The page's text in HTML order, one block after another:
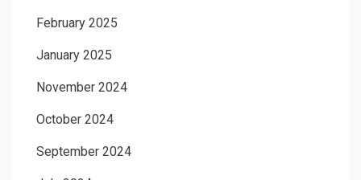
February 2025
January 2025
November 2024
October 2024
September 2024